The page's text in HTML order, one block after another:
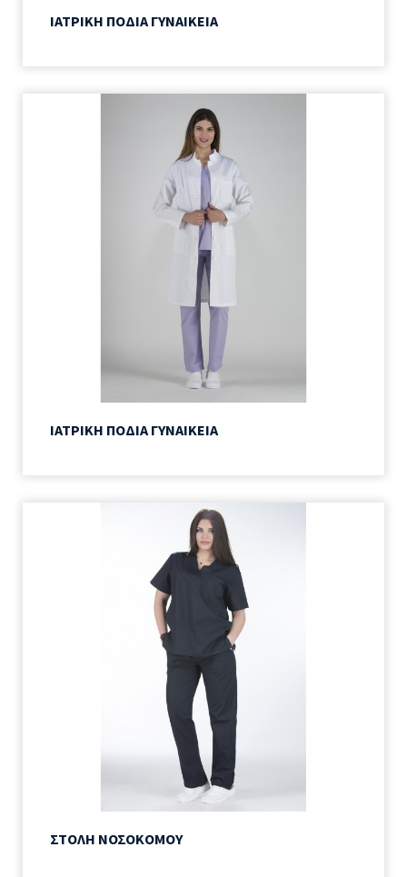
ΙΑΤΡΙΚΗ ΠΟΔΙΑ ΓΥΝΑΙΚΕΙΑ
ΙΑΤΡΙΚΗ ΠΟΔΙΑ ΓΥΝΑΙΚΕΙΑ
ΣΤΟΛΗ ΝΟΣΟΚΟΜΟΥ